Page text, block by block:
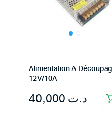
Alimentation A
12V/10A
د.ت